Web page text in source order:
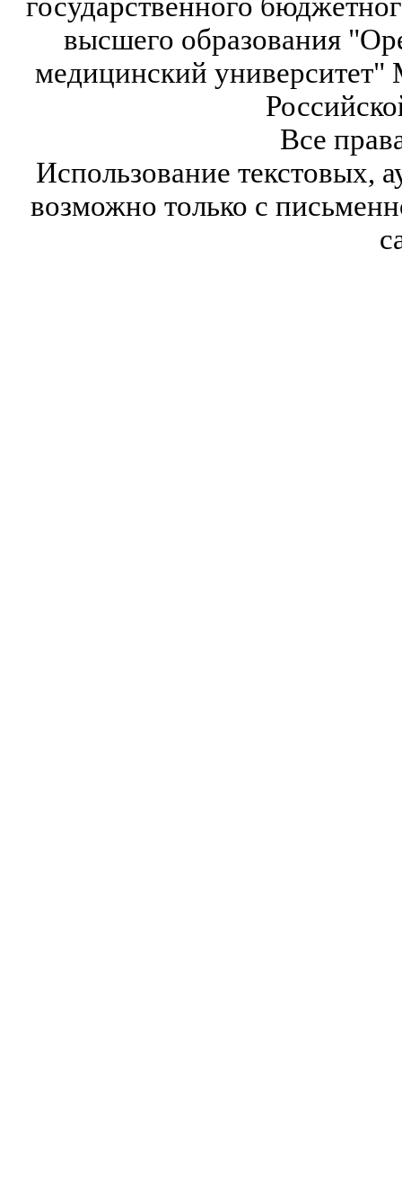
государственного
высшего образования
медицинский университет"
Все
Использование текстовых,
возможно только с